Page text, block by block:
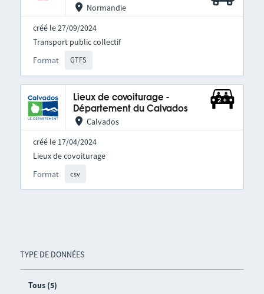
TYPE DE DONNÉES
Tous (5)
Normandie
créé le 27/09/2024
Format GTFS
Transport public collectif
Lieux de covoiturage -
Département du Calvados
Calvados
créé le 17/04/2024
Format csv
Lieux de covoiturage